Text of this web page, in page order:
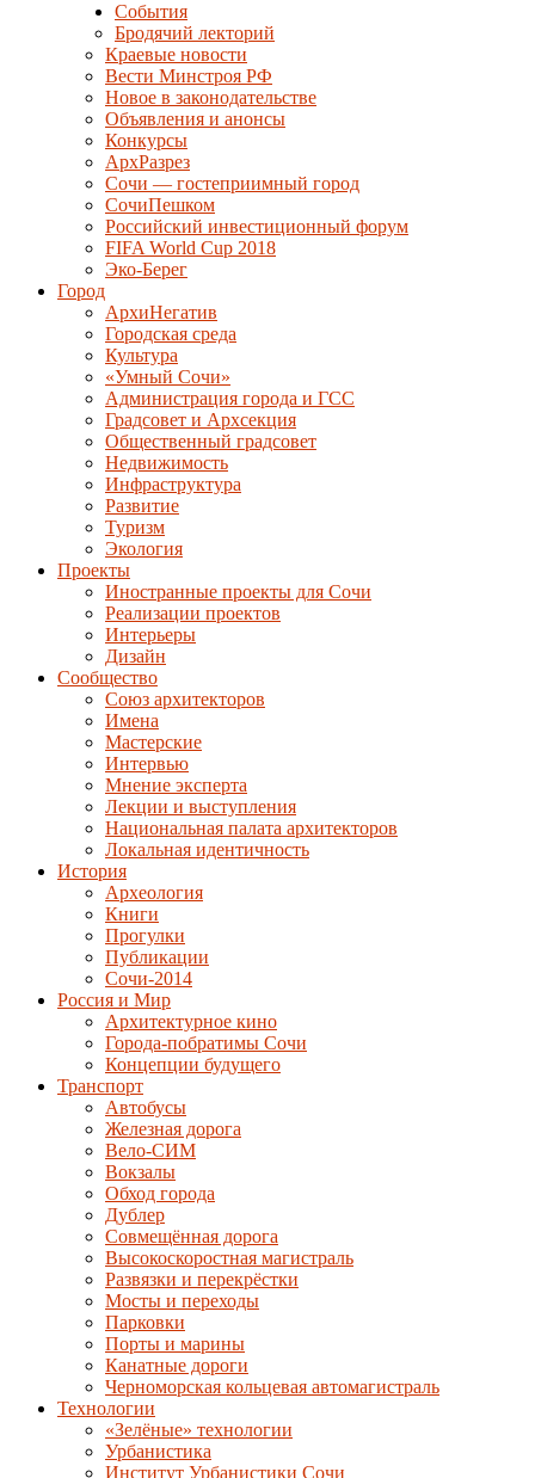
События
Бродячий лекторий
Краевые новости
Вести Минстроя РФ
Новое в законодательстве
Объявления и анонсы
Конкурсы
АрхРазрез
Сочи — гостеприимный город
СочиПешком
Российский инвестиционный форум
FIFA World Cup 2018
Эко-Берег
Город
АрхиНегатив
Городская среда
Культура
«Умный Сочи»
Администрация города и ГСС
Градсовет и Архсекция
Общественный градсовет
Недвижимость
Инфраструктура
Развитие
Туризм
Экология
Проекты
Иностранные проекты для Сочи
Реализации проектов
Интерьеры
Дизайн
Сообщество
Союз архитекторов
Имена
Мастерские
Интервью
Мнение эксперта
Лекции и выступления
Национальная палата архитекторов
Локальная идентичность
История
Археология
Книги
Прогулки
Публикации
Сочи-2014
Россия и Мир
Архитектурное кино
Города-побратимы Сочи
Концепции будущего
Транспорт
Автобусы
Железная дорога
Вело-СИМ
Вокзалы
Обход города
Дублер
Совмещённая дорога
Высокоскоростная магистраль
Развязки и перекрёстки
Мосты и переходы
Парковки
Порты и марины
Канатные дороги
Черноморская кольцевая автомагистраль
Технологии
«Зелёные» технологии
Урбанистика
Институт Урбанистики Сочи